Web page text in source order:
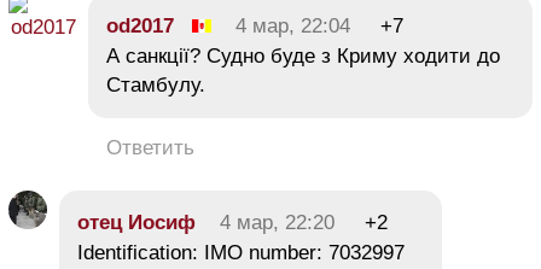
od2017 4 мар, 22:04
+7
А санкції? Судно буде з Криму ходити до
Стамбулу.
Ответить
отец Иосиф 4 мар, 22:20
+2
Identification: IMO number: 7032997